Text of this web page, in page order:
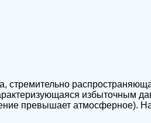
стремительно
избыточным
превышает атмосферное).